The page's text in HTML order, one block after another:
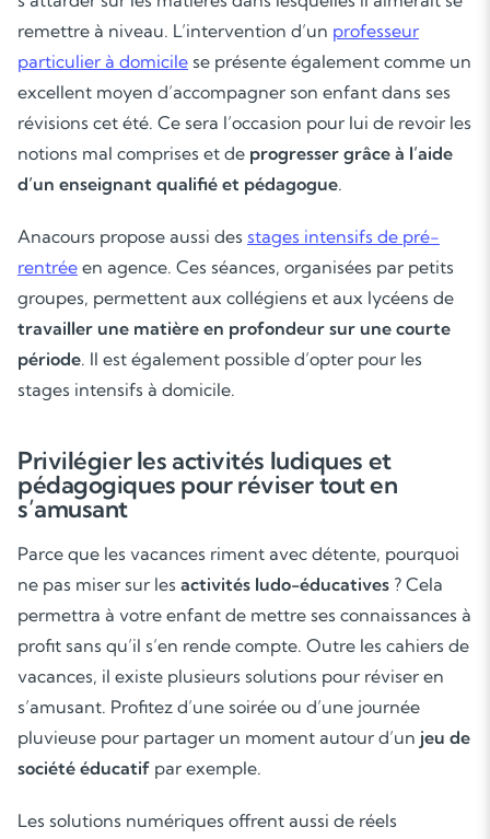
remettre à niveau. L’intervention d’un professeur
particulier à domicile se présente également comme un
excellent moyen d’accompagner son enfant dans ses
révisions cet été. Ce sera l’occasion pour lui de revoir les
notions mal comprises et de progresser grâce à l’aide
d’un enseignant qualifié et pédagogue.
Anacours propose aussi des stages intensifs de pré-
rentrée en agence. Ces séances, organisées par petits
groupes, permettent aux collégiens et aux lycéens de
travailler une matière en profondeur sur une courte
période. Il est également possible d’opter pour les
stages intensifs à domicile.
Privilégier les activités ludiques et
pédagogiques pour réviser tout en
s’amusant
Parce que les vacances riment avec détente, pourquoi
ne pas miser sur les activités ludo-éducatives ? Cela
permettra à votre enfant de mettre ses connaissances à
profit sans qu’il s’en rende compte. Outre les cahiers de
vacances, il existe plusieurs solutions pour réviser en
s’amusant. Profitez d’une soirée ou d’une journée
pluvieuse pour partager un moment autour d’un jeu de
société éducatif par exemple.
Les solutions numériques offrent aussi de réels
Soutien scolaire
Les deux